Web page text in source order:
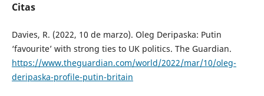
Citas
Davies, R. (2022, 10 de marzo). Oleg Deripaska: Putin
‘favourite’ with strong ties to UK politics. The Guardian.
https://www.theguardian.com/world/2022/mar/10/oleg-
deripaska-profile-putin-britain